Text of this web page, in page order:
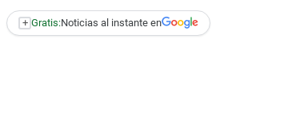
+ Gratis:Noticias al instante en